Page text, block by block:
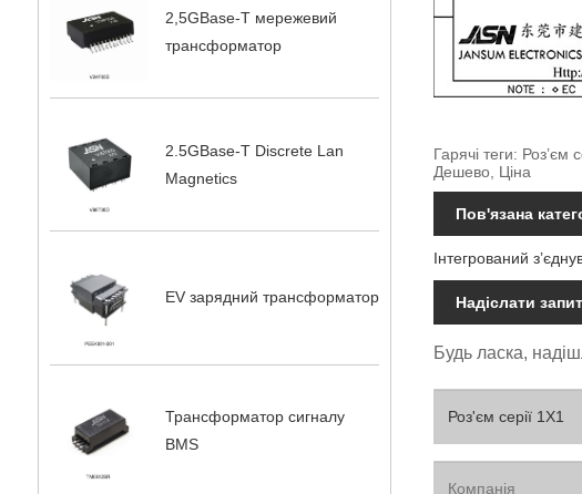
2,5GBase-T мережевий
трансформатор
2.5GBase-T Discrete Lan
Magnetics
EV зарядний трансформатор
Трансформатор сигналу
BMS
Гарячі теги:
Дешево, Ціна
Пов'язана
Інтегрований
Надіслати запит
Будь ласка,